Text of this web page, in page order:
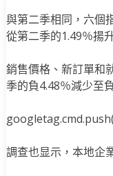
與第二季相同，六個
從第二季的1.49％揚
銷售價格、新訂單和
季的負4.48％減少至
調查也显示，本地企